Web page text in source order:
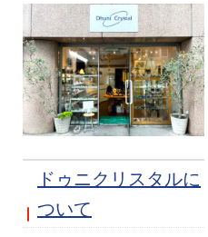
ドゥニクリスタルに
ついて